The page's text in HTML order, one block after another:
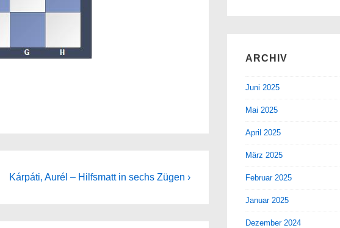
Next
Kárpáti, Aurél – Hilfsmatt in sechs Zügen ›
ARCHIV
Juni 2025
Mai 2025
April 2025
März 2025
Februar 2025
Januar 2025
Dezember 2024